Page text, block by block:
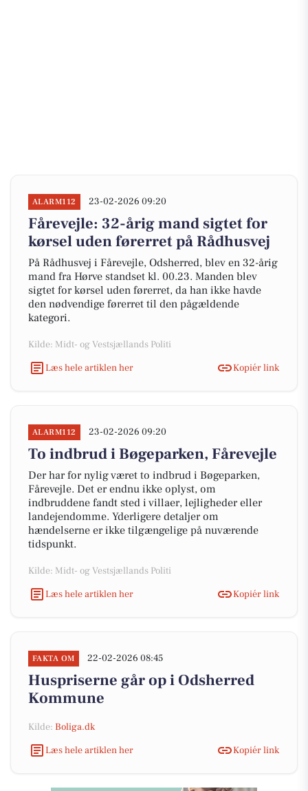
ALARM112 23-02-2026 09:20
Fårevejle: 32-årig mand sigtet for
kørsel uden førerret på Rådhusvej
På Rådhusvej i Fårevejle, Odsherred, blev en 32-årig
mand fra Hørve standset kl. 00.23. Manden blev
sigtet for kørsel uden førerret, da han ikke havde
den nødvendige førerret til den pågældende
kategori.
Kilde: Midt- og Vestsjællands Politi
Læs hele artiklen her
Kopiér link
ALARM112 23-02-2026 09:20
To indbrud i Bøgeparken, Fårevejle
Der har for nylig været to indbrud i Bøgeparken,
Fårevejle. Det er endnu ikke oplyst, om
indbruddene fandt sted i villaer, lejligheder eller
landejendomme. Yderligere detaljer om
hændelserne er ikke tilgængelige på nuværende
tidspunkt.
Kilde: Midt- og Vestsjællands Politi
Læs hele artiklen her
Kopiér link
FAKTA OM 22-02-2026 08:45
Huspriserne går op i Odsherred
Kommune
Kilde: Boliga.dk
Læs hele artiklen her
Kopiér link